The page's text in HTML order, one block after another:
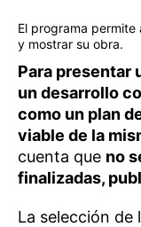
El programa
y mostrar su obra.
Para presentar
un desarrollo
como un plan
viable de la
cuenta que no
finalizadas,
La selección